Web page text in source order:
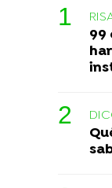
99